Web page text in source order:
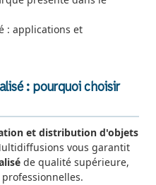
: applications et
: pourquoi choisir
et distribution d'objets
vous garantit
de qualité supérieure,